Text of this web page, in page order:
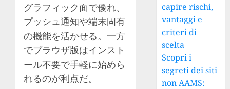
グラフィック面で優れ、
プッシュ通知や端末固有
の機能を活かせる。一方
でブラウザ版はインスト
ール不要で手軽に始めら
れるのが利点だ。
capire rischi,
vantaggi e
criteri di
scelta
Scopri i
segreti dei siti
non AAMS: